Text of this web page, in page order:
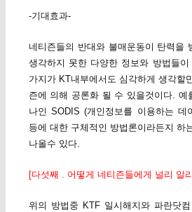
-기대효과-
네티즌들의 반대와 불매운동이 탄력을
생각하지 못한 다양한 정보와 방법들
가지가 KT내부에서도 심각하게 생각할
즌에 의해 공론화 될 수 있을것이다. 예
나인 SODIS (개인정보를 이용하는 데
등에 대한 구체적인 방법론이라든지 하
나올수 있다.
[다섯째 . 어떻게 네티즌들에게 널리 알
위의 방법중 KTF 일시해지와 파란닷